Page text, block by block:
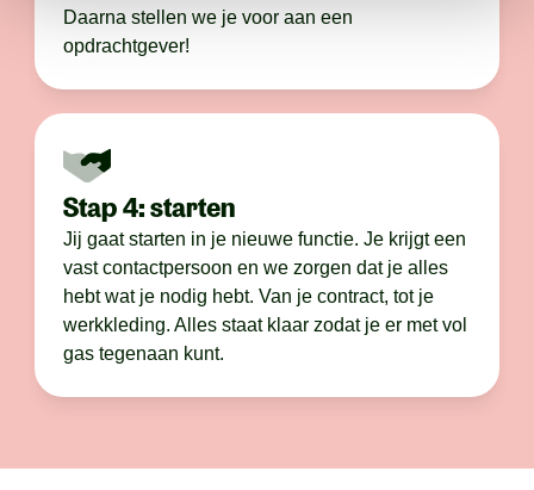
Daarna stellen we je voor aan een
opdrachtgever!
Stap 4: starten
Jij gaat starten in je nieuwe functie. Je krijgt een
vast contactpersoon en we zorgen dat je alles
hebt wat je nodig hebt. Van je contract, tot je
werkkleding. Alles staat klaar zodat je er met vol
gas tegenaan kunt.